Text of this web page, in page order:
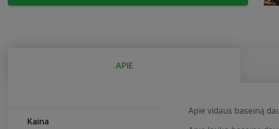
APIE
Kaina
Apie vidaus baseiną